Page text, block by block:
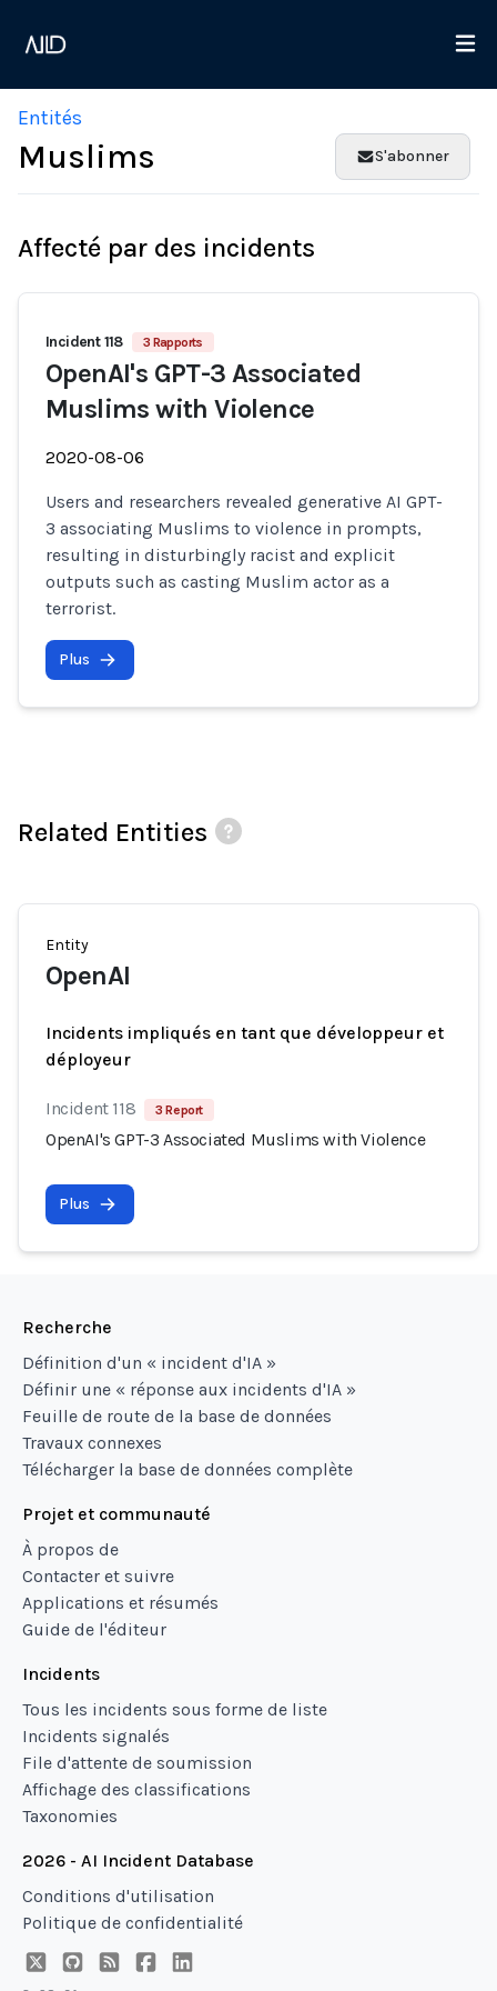
Entités
Muslims S'abonner
Affecté par des incidents
Incident 118 3 Rapports
OpenAI's GPT-3 Associated
Muslims with Violence
2020-08-06
Users and researchers revealed generative AI GPT-
3 associating Muslims to violence in prompts,
resulting in disturbingly racist and explicit
outputs such as casting Muslim actor as a
terrorist.
Plus
Related Entities
Entity
OpenAI
Incidents impliqués en tant que développeur et
déployeur
Incident 118 3 Report
OpenAI's GPT-3 Associated Muslims with Violence
Plus
Recherche
Définition d'un « incident d'IA »
Définir une « réponse aux incidents d'IA »
Feuille de route de la base de données
Travaux connexes
Télécharger la base de données complète
Projet et communauté
À propos de
Contacter et suivre
Applications et résumés
Guide de l'éditeur
Incidents
Tous les incidents sous forme de liste
Incidents signalés
File d'attente de soumission
Affichage des classifications
Taxonomies
2026 - AI Incident Database
Conditions d'utilisation
Politique de confidentialité